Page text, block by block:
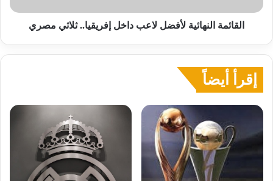
القائمة النهائية لأفضل لاعب داخل إفريقيا.. ثلاثي مصري
إقرأ أيضاً